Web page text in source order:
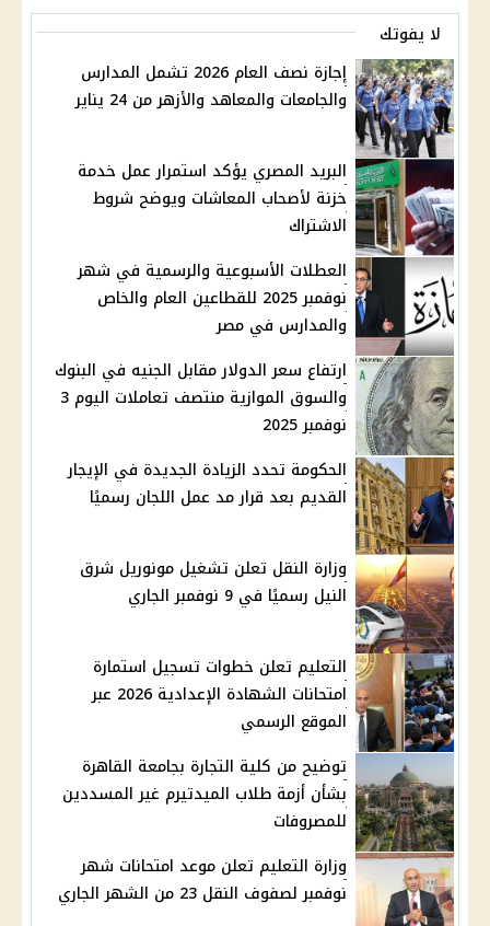
لا يفوتك
إجازة نصف العام 2026 تشمل المدارس
والجامعات والمعاهد والأزهر من 24 يناير
البريد المصري يؤكد استمرار عمل خدمة
خزنة لأصحاب المعاشات ويوضح شروط
الاشتراك
العطلات الأسبوعية والرسمية في شهر
نوفمبر 2025 للقطاعين العام والخاص
والمدارس في مصر
ارتفاع سعر الدولار مقابل الجنيه في البنوك
والسوق الموازية منتصف تعاملات اليوم 3
نوفمبر 2025
الحكومة تحدد الزيادة الجديدة في الإيجار
القديم بعد قرار مد عمل اللجان رسميًا
وزارة النقل تعلن تشغيل مونوريل شرق
النيل رسميًا في 9 نوفمبر الجاري
التعليم تعلن خطوات تسجيل استمارة
امتحانات الشهادة الإعدادية 2026 عبر
الموقع الرسمي
توضيح من كلية التجارة بجامعة القاهرة
بشأن أزمة طلاب الميدتيرم غير المسددين
للمصروفات
وزارة التعليم تعلن موعد امتحانات شهر
نوفمبر لصفوف النقل 23 من الشهر الجاري